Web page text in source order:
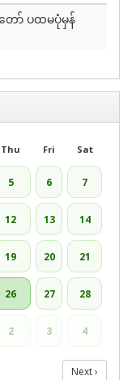
ာ် ပထမပုံမှန်
Thu Fri Sat
5 6 7
12 13 14
19 20 21
26 27 28
2 3 4
Next ›